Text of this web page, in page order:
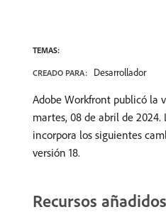
TEMAS:
CREADO PARA: Desarrollador
Adobe Workfront publicó la
martes, 08 de abril de 2024.
incorpora los siguientes
versión 18.
Recursos añadidos